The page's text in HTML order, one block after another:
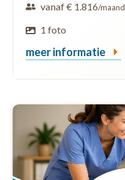
vanaf € 1.816/maand
1 foto
meer informatie